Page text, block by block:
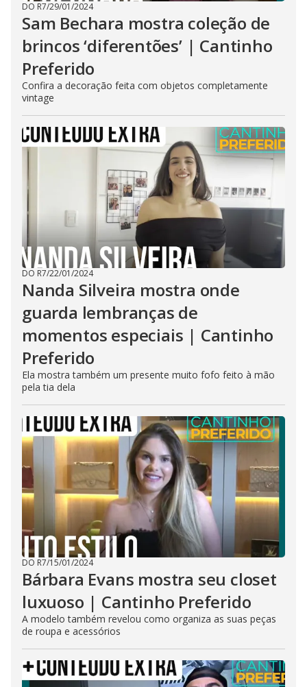
DO R7/29/01/2024
Sam Bechara mostra coleção de
brincos ‘diferentões’ | Cantinho
Preferido
Confira a decoração feita com objetos completamente
vintage
DO R7/22/01/2024
Nanda Silveira mostra onde
guarda lembranças de
momentos especiais | Cantinho
Preferido
Ela mostra também um presente muito fofo feito à mão
pela tia dela
DO R7/15/01/2024
Bárbara Evans mostra seu closet
luxuoso | Cantinho Preferido
A modelo também revelou como organiza as suas peças
de roupa e acessórios